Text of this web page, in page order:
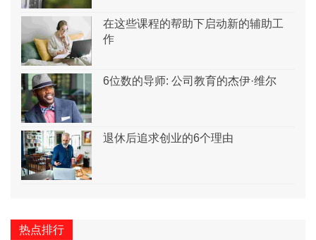
在这些课程的帮助下启动新的辅助工
作
6位数的导师: 公司教育的杰伊·维尔
退休后追求创业的6个理由
热点排行